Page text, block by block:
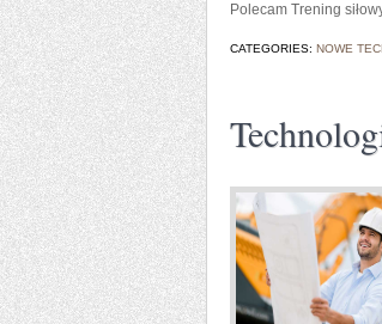
Polecam Trening
CATEGORIES: NOWE